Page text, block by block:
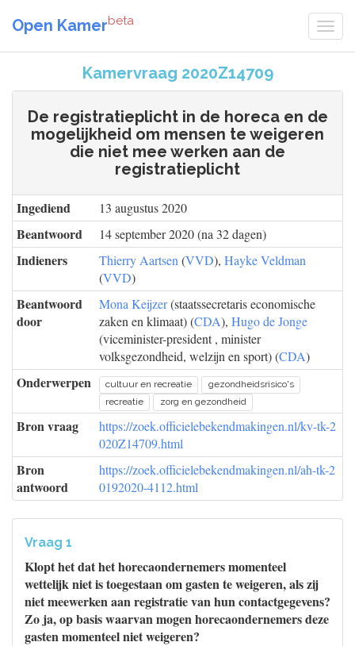
Open Kamerbeta
Kamervraag 2020Z14709
De registratieplicht in de horeca en de
mogelijkheid om mensen te weigeren
die niet mee werken aan de
registratieplicht
Ingediend 13 augustus 2020
Beantwoord 14 september 2020 (na 32 dagen)
Indieners Thierry Aartsen (VVD), Hayke Veldman
(VVD)
Beantwoord
door
Mona Keijzer(staatssecretaris economische
zaken en klimaat) (CDA), Hugo de Jonge
(viceminister-president , minister
volksgezondheid, welzijn en sport) (CDA)
Onderwerpen cultuur en recreatie
gezondheidsrisico's
recreatie
zorg en gezondheid
Bron vraag
https://zoek.officielebekendmakingen.nl/kv-tk-2
020Z14709.html
Bron
antwoord
https://zoek.officielebekendmakingen.nl/ah-tk-2
0192020-4112.html
Vraag 1
Klopt het dat het horecaondernemers momenteel
wettelijk niet is toegestaan om gasten te weigeren, als zij
niet meewerken aan registratie van hun contactgegevens?
Zo ja, op basis waarvan mogen horecaondernemers deze
gasten momenteel niet weigeren?